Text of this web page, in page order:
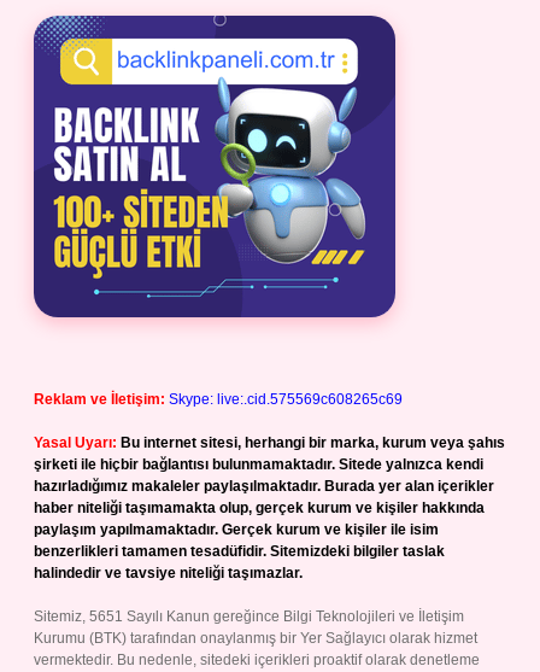
Reklam ve İletişim: Skype: live:.cid.575569c608265c69
Yasal Uyarı: Bu internet sitesi, herhangi bir marka, kurum veya şahıs
şirketi ile hiçbir bağlantısı bulunmamaktadır. Sitede yalnızca kendi
hazırladığımız makaleler paylaşılmaktadır. Burada yer alan içerikler
haber niteliği taşımamakta olup, gerçek kurum ve kişiler hakkında
paylaşım yapılmamaktadır. Gerçek kurum ve kişiler ile isim
benzerlikleri tamamen tesadüfidir. Sitemizdeki bilgiler taslak
halindedir ve tavsiye niteliği taşımazlar.
Sitemiz, 5651 Sayılı Kanun gereğince Bilgi Teknolojileri ve İletişim
Kurumu (BTK) tarafından onaylanmış bir Yer Sağlayıcı olarak hizmet
vermektedir. Bu nedenle, sitedeki içerikleri proaktif olarak denetleme